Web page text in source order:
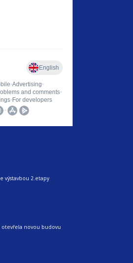
výstavbou 2.etapy
otevřela novou budovu